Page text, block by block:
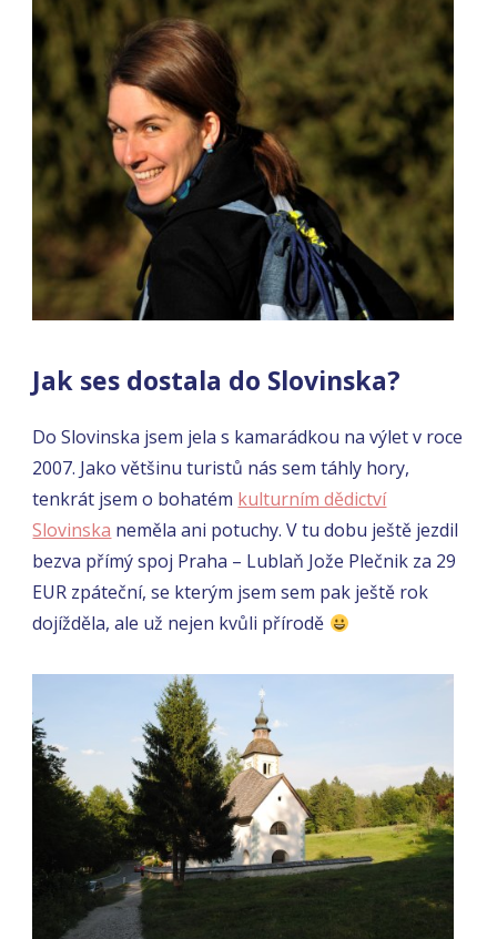
Jak ses dostala do Slovinska?
Do Slovinska jsem jela s kamarádkou na výlet v roce
2007. Jako většinu turistů nás sem táhly hory,
tenkrát jsem o bohatém kulturním dědictví
Slovinska neměla ani potuchy. V tu dobu ještě jezdil
bezva přímý spoj Praha – Lublaň Jože Plečnik za 29
EUR zpáteční, se kterým jsem sem pak ještě rok
dojížděla, ale už nejen kvůli přírodě